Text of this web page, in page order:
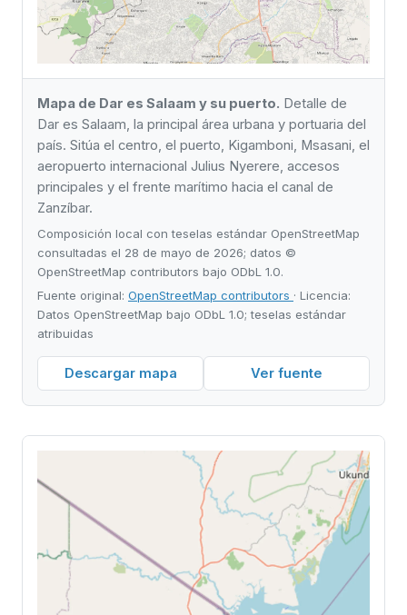
Mapa de Dar es Salaam y su puerto. Detalle de
Dar es Salaam, la principal área urbana y portuaria del
país. Sitúa el centro, el puerto, Kigamboni, Msasani, el
aeropuerto internacional Julius Nyerere, accesos
principales y el frente marítimo hacia el canal de
Zanzíbar.
Composición local con teselas estándar OpenStreetMap
consultadas el 28 de mayo de 2026; datos ©
OpenStreetMap contributors bajo ODbL 1.0.
Fuente original: OpenStreetMap contributors · Licencia:
Datos OpenStreetMap bajo ODbL 1.0; teselas estándar
atribuidas
Descargar mapa Ver fuente